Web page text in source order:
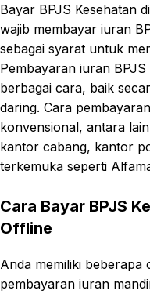
Bayar BPJS Kesehatan
wajib membayar iuran
sebagai syarat untuk
Pembayaran iuran
berbagai cara, baik
daring. Cara
konvensional, antara
kantor cabang, kantor
terkemuka seperti
Cara Bayar BPJS
Offline
Anda memiliki
pembayaran iuran